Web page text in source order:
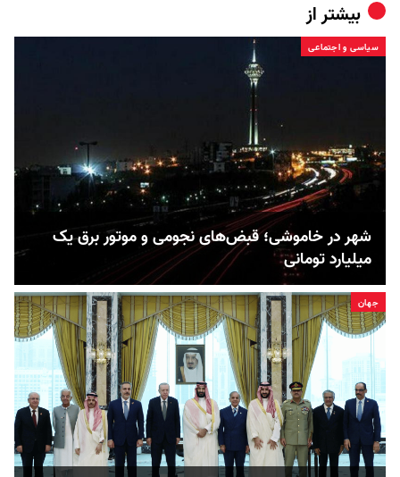
بیشتر از
سیاسی و اجتماعی
شهر در خاموشی؛ قبض‌های نجومی و موتور برق یک
میلیارد تومانی
جهان